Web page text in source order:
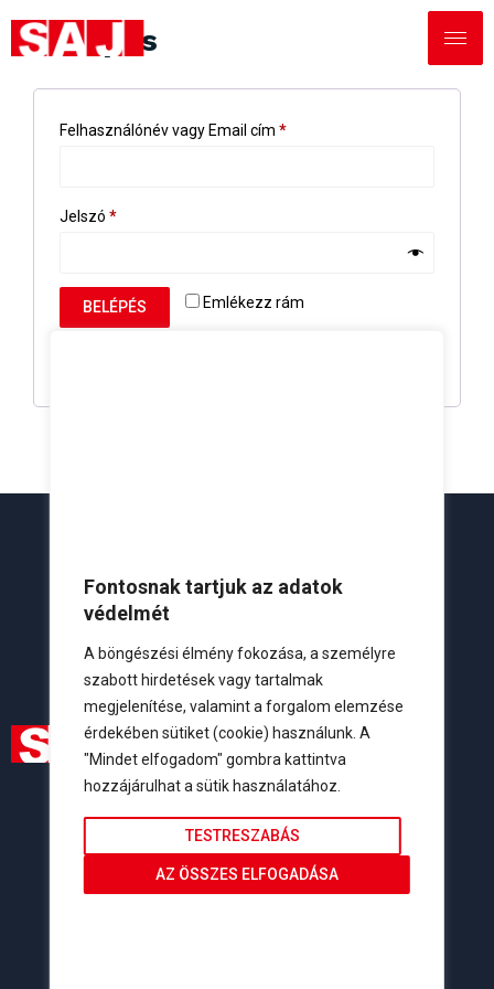
Fontosnak tartjuk az adatok
védelmét
A böngészési élmény fokozása, a személyre
szabott hirdetések vagy tartalmak
megjelenítése, valamint a forgalom elemzése
érdekében sütiket (cookie) használunk. A
"Mindet elfogadom" gombra kattintva
hozzájárulhat a sütik használatához.
TESTRESZABÁS
AZ ÖSSZES ELFOGADÁSA
Belépés
Felhasználónév vagy Email cím *
Jelszó *
Emlékezz rám
BELÉPÉS
Elérhetőségeink
Lakossági:+36 20 261 0251
Viszonteladói:+36 20 434 7422
Szerviz:+36 20 427 8572